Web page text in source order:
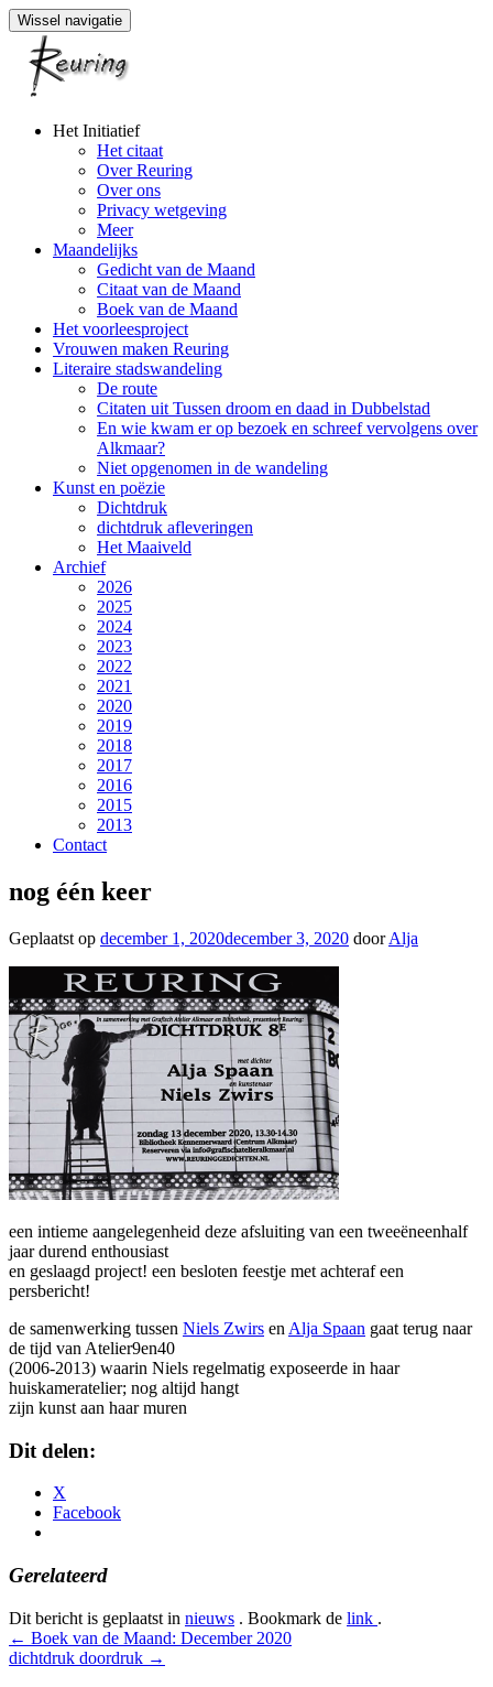
Wissel navigatie
Naar
Het Initiatief
Het citaat
Over Reuring
Over ons
Privacy wetgeving
Meer
Maandelijks
Gedicht van de Maand
Citaat van de Maand
Boek van de Maand
Het voorleesproject
Vrouwen maken Reuring
Literaire stadswandeling
De route
Citaten uit Tussen droom en daad in Dubbelstad
En wie kwam er op bezoek en schreef vervolgens over
Alkmaar?
Niet opgenomen in de wandeling
Kunst en poëzie
Dichtdruk
dichtdruk afleveringen
Het Maaiveld
Archief
2026
2025
2024
2023
2022
2021
2020
2019
2018
2017
2016
2015
2013
Contact
nog één keer
Geplaatst op december 1, 2020december 3, 2020 doorAlja
een intieme aangelegenheid deze afsluiting van een tweeëneenhalf
jaar durend enthousiast
en geslaagd project! een besloten feestje met achteraf een
persbericht!
de samenwerking tussen Niels Zwirs en Alja Spaan gaat terug naar
de tijd van Atelier9en40
(2006-2013) waarin Niels regelmatig exposeerde in haar
huiskameratelier; nog altijd hangt
zijn kunst aan haar muren
Dit delen:
X
Facebook
Gerelateerd
Dit bericht is geplaatst in nieuws . Bookmark de link .
Bericht
navigatie
← Boek van de Maand: December 2020
dichtdruk doordruk →